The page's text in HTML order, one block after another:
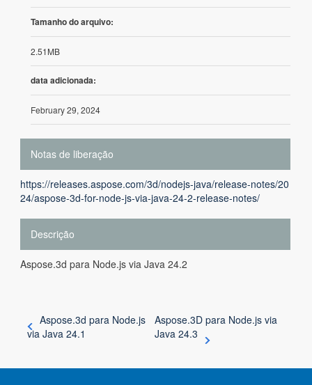
Tamanho do arquivo:
2.51MB
data adicionada:
February 29, 2024
Notas de liberação
https://releases.aspose.com/3d/nodejs-java/release-notes/20
24/aspose-3d-for-node-js-via-java-24-2-release-notes/
Descrição
Aspose.3d para Node.js via Java 24.2
Aspose.3d para Node.js
via Java 24.1
Aspose.3D para Node.js via
Java 24.3